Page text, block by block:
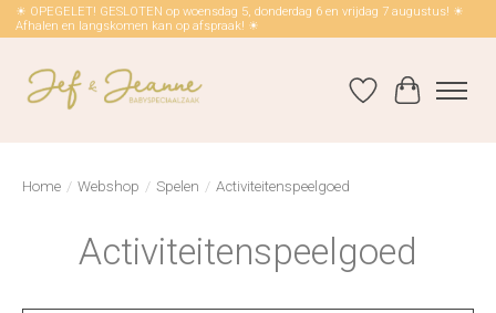
☀ OPEGELET! GESLOTEN op woensdag 5, donderdag 6 en vrijdag 7 augustus! ☀
Afhalen en langskomen kan op afspraak! ☀
Verlanglijst
Home / Webshop / Spelen / Activiteitenspeelgoed
Activiteitenspeelgoed